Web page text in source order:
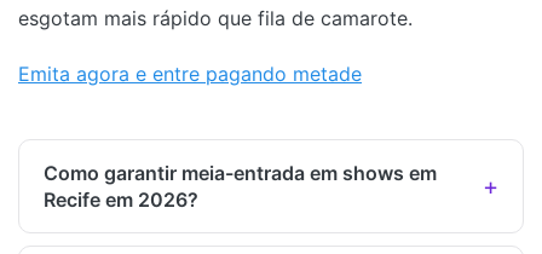
esgotam mais rápido que fila de camarote.
Emita agora e entre pagando metade
Como garantir meia-entrada em shows em
Recife em 2026?